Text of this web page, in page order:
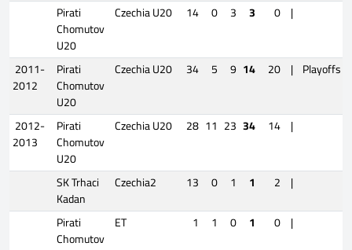
Pirati
Chomutov
U20
Czechia U20 14 0 3 3 0 |
2011-
2012
Pirati
Chomutov
U20
Czechia U20 34 5 9 14 20 | Playoffs
2012-
2013
Pirati
Chomutov
U20
Czechia U20 28 11 23 34 14 |
SK Trhaci
Kadan
Czechia2 13 0 1 1 2 |
Pirati
Chomutov
ET 1 1 0 1 0 |